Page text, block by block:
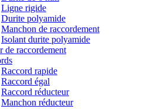
Ligne rigide
Durite polyamide
Manchon de raccordement
Isolant durite polyamide
de raccordement
Raccord rapide
Raccord égal
Raccord réducteur
Manchon réducteur